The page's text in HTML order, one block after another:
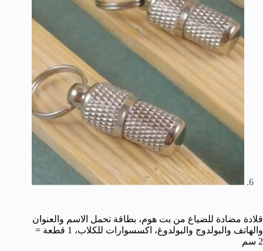
قلادة مضادة للضياع من بت هوم، بطاقة تحمل الاسم والعنوان
والهاتف والبولدوج والبولدوغ، اكسسوارات للكلاب، 1 قطعة =
2 سم